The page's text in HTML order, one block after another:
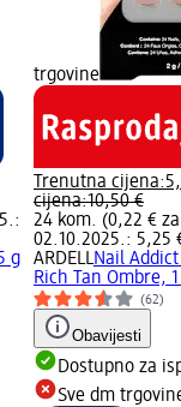
g
trgovine
Trenutna cijena:
cijena:10,50 €
24 kom. (0,22 €
02.10.2025.: 5,25
ARDELLNail
Rich Tan Ombre,
(62)
Obavijesti
Dostupno za
Sve dm